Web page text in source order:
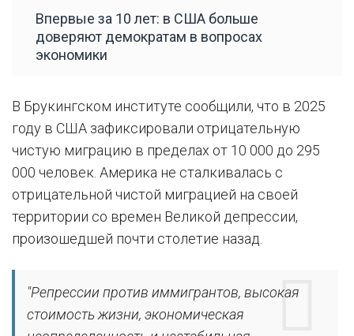
Впервые за 10 лет: в США больше
доверяют демократам в вопросах
экономики
В Брукингском институте сообщили, что в 2025
году в США зафиксировали отрицательную
чистую миграцию в пределах от 10 000 до 295
000 человек. Америка не сталкивалась с
отрицательной чистой миграцией на своей
территории со времен Великой депрессии,
произошедшей почти столетие назад.
"Репрессии против иммигрантов, высокая
стоимость жизни, экономическая